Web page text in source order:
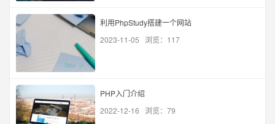
利用PhpStudy搭建一个网站
2023-11-05 浏览：117
PHP入门介绍
2022-12-16 浏览：79